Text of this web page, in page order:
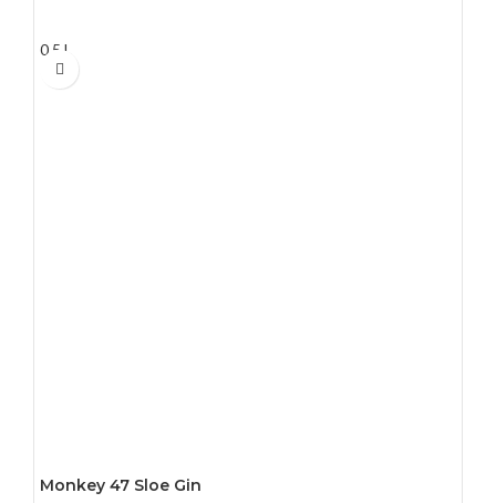
0.5 L
Monkey 47 Sloe Gin